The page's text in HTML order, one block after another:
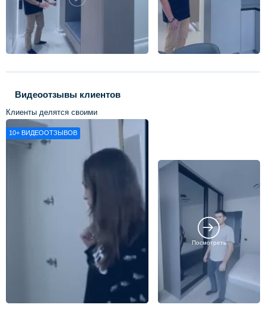
Видеоотзывы клиентов
Клиенты делятся своими
впечатлениями о нашей работе
10+ ВИДЕООТЗЫВОВ
Посмотреть